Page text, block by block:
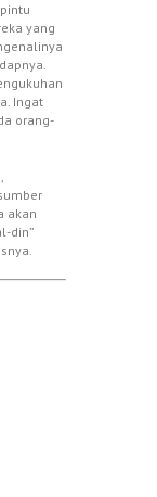
yang
Ingat
orang-
akan
din”